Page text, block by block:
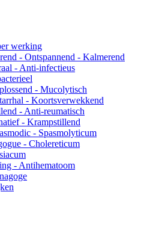
werking
- Ontspannend - Kalmerend
- Anti-infectieus
- Mucolytisch
- Koortsverwekkend
- Anti-reumatisch
- Krampstillend
- Spasmolyticum
- Cholereticum
- Antihematoom